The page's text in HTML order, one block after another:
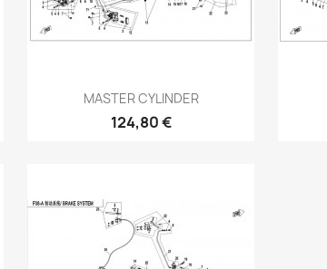
MASTER CYLINDER
124,80 €
Aperçu rapide